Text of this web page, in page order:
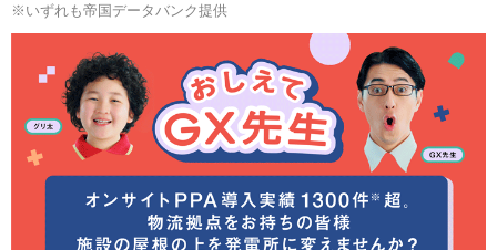
※いずれも帝国データバンク提供